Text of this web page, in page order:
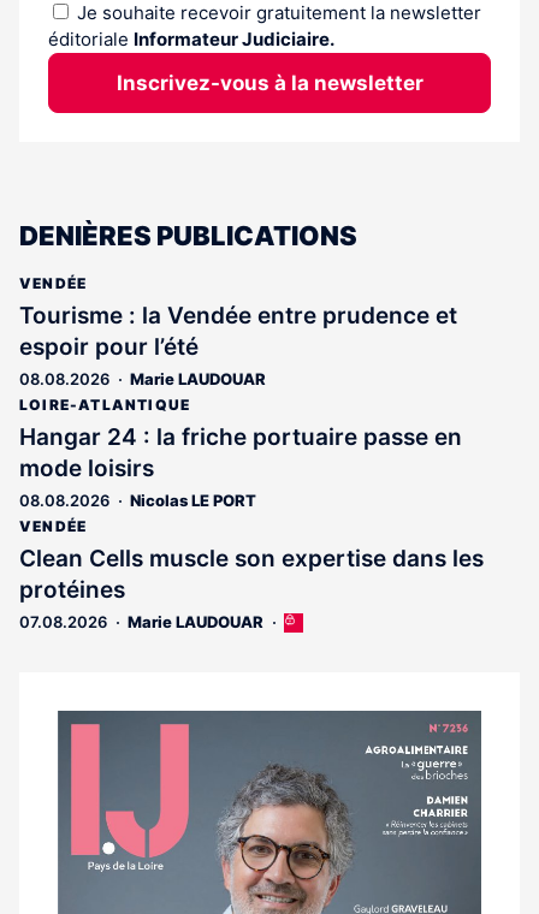
Je souhaite recevoir gratuitement la newsletter
éditoriale Informateur Judiciaire.
Inscrivez-vous à la newsletter
DENIÈRES PUBLICATIONS
VENDÉE
Tourisme : la Vendée entre prudence et
espoir pour l’été
08.08.2026 Marie LAUDOUAR
LOIRE-ATLANTIQUE
Hangar 24 : la friche portuaire passe en
mode loisirs
08.08.2026 Nicolas LE PORT
VENDÉE
Clean Cells muscle son expertise dans les
protéines
07.08.2026 Marie LAUDOUAR
Cet
aux
Notre
magazine